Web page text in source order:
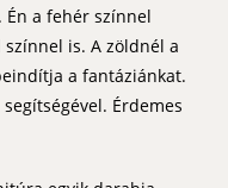
a fehér színnel
színnel is. A zöldnél a
a fantáziánkat.
Érdemes